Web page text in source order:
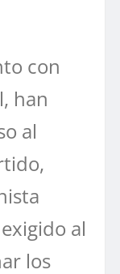
con
han
al
al
los